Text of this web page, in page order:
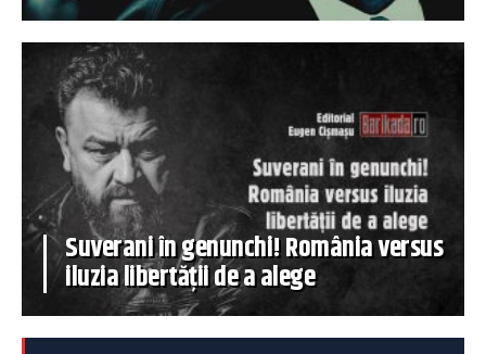
Suverani în genunchi! România versus
iluzia libertății de a alege